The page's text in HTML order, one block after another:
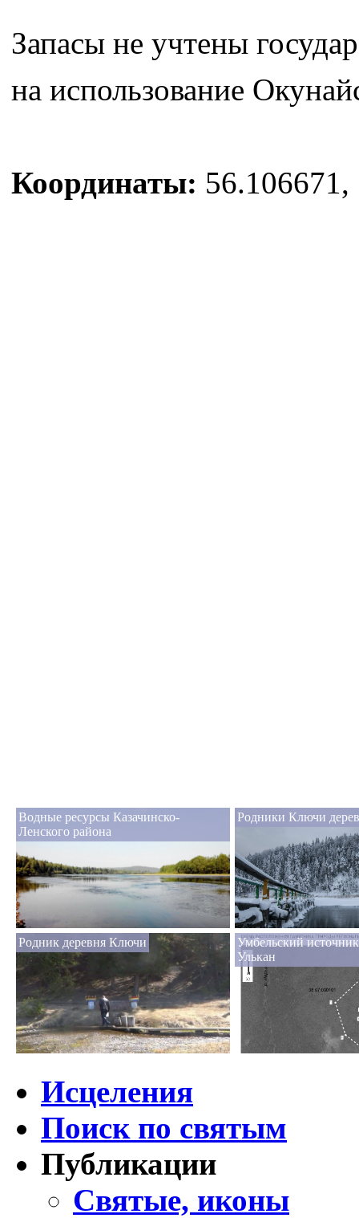
Запасы не учтены
на использование
Координаты: 56.106671,
Водные ресурсы Казачинско-
Ленского района
Родники Ключи
Родник деревня Ключи
Умбельский
Улькан
Исцеления
Поиск по святым
Публикации
Святые, иконы